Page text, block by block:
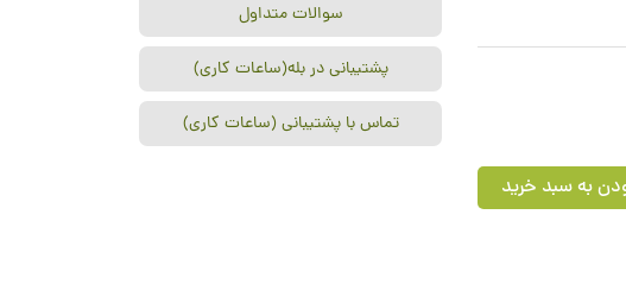
به سبد خرید
سوالات متداول
پشتیبانی در بله(ساعات کاری)
تماس با پشتیبانی (ساعات کاری)